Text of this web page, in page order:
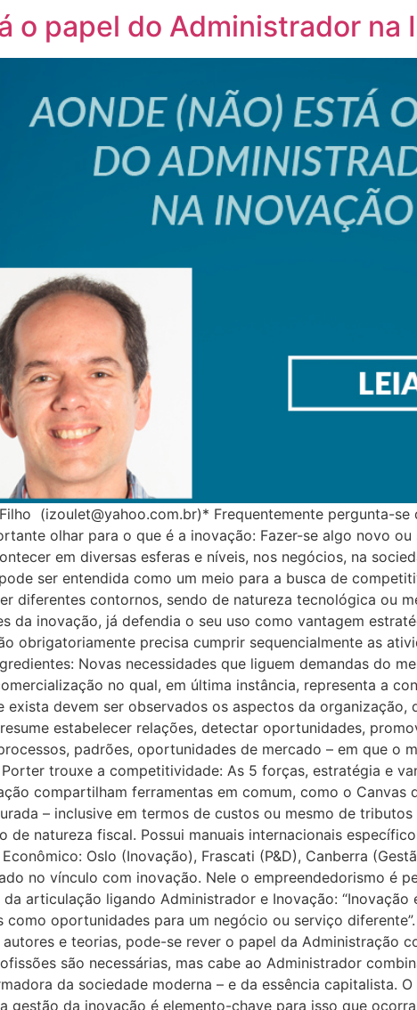
o papel do Administrador na
(izoulet@yahoo.com.br)* Frequentemente pergunta-
olhar para o que é a inovação: Fazer-se algo novo
em diversas esferas e níveis, nos negócios, na
ser entendida como um meio para a busca de
diferentes contornos, sendo de natureza tecnológica ou
da inovação, já defendia o seu uso como vantagem
obrigatoriamente precisa cumprir sequencialmente as
Novas necessidades que liguem demandas do
no qual, em última instância, representa a
exista devem ser observados os aspectos da
estabelecer relações, detectar oportunidades,
padrões, oportunidades de mercado – em que o
trouxe a competitividade: As 5 forças, estratégia e
compartilham ferramentas em comum, como o Canvas
– inclusive em termos de custos ou mesmo de
de natureza fiscal. Possui manuais internacionais
Oslo (Inovação), Frascati (P&D), Canberra
no vínculo com inovação. Nele o empreendedorismo é
articulação ligando Administrador e Inovação:
como oportunidades para um negócio ou serviço
e teorias, pode-se rever o papel da Administração
são necessárias, mas cabe ao Administrador
da sociedade moderna – e da essência capitalista.
gestão da inovação é elemento-chave para isso que